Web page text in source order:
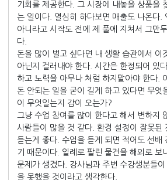
기회를 제공한다. 그 시장에 내놓을 상품을
는 일이다. 열심히 하다보면 매출도 나온다.
아니라고 시작도 전에 제 풀에 지쳐서 그만
다.
돈을 많이 벌고 싶다면 내 생활 습관에서 이
아닌지 걸러내야 한다. 시간은 한정되어 있
하고 노력을 아무나 처럼 하지말아야 한다.
돈 안되는 일을 굳이 길게 하고 있다면 무엇
이 무엇일는지 감이 오는가?
그냥 수업 참여를 많이 한다고 해서 변하지
사람들이 많을 것 같다. 환경 설정이 잘못된
듣는게 좋다. 수업을 듣게 되면 적어도 선배
기 때문이다. 일례로 팔린 물건을 해외로 보
문제가 생겼다. 강사님과 주변 수강생분들
을 못했을 것이라고 생각한다.